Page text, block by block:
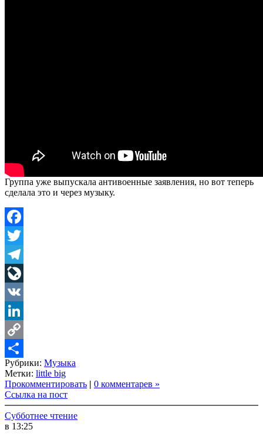
Группа уже выпускала антивоенные заявления, но вот теперь
сделала это и через музыку.
Facebook
Twitter
Telegram
LiveJournal
VK
LinkedIn
Copy
Link
Share
Рубрики: Музыка
Метки: little big
Прокомментировать | 0 комментарев »
Ссылка на пост
Субботнее чтение
в 13:25